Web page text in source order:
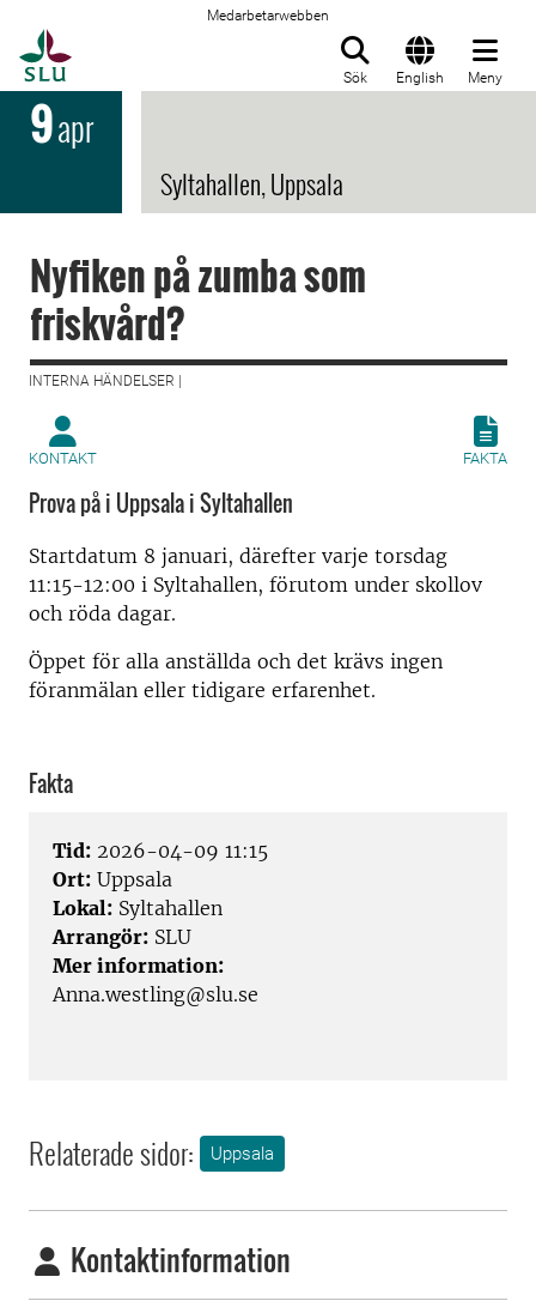
Medarbetarwebben
Sök English Meny
9apr
Syltahallen, Uppsala
Nyfiken på zumba som
friskvård?
INTERNA HÄNDELSER |
KONTAKT FAKTA
Prova på i Uppsala i Syltahallen
Startdatum 8 januari, därefter varje torsdag
11:15-12:00 i Syltahallen, förutom under skollov
och röda dagar.
Öppet för alla anställda och det krävs ingen
föranmälan eller tidigare erfarenhet.
Fakta
Tid: 2026-04-09 11:15
Ort: Uppsala
Lokal: Syltahallen
Arrangör: SLU
Mer information:
Anna.westling@slu.se
Relaterade sidor: Uppsala
Kontaktinformation